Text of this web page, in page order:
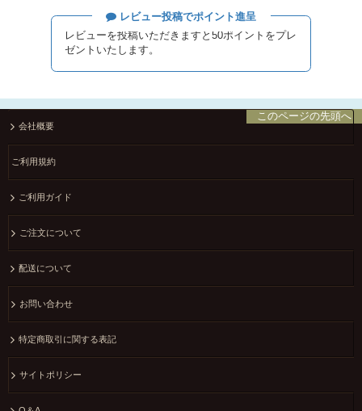
レビュー投稿でポイント進呈
レビューを投稿いただきますと50ポイントをプレ
ゼントいたします。
このページの先頭へ
会社概要
ご利用規約
ご利用ガイド
ご注文について
配送について
お問い合わせ
特定商取引に関する表記
サイトポリシー